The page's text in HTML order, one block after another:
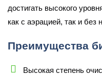
достигать высокого
как с аэрацией, так и без
Преимущества
Высокая степень